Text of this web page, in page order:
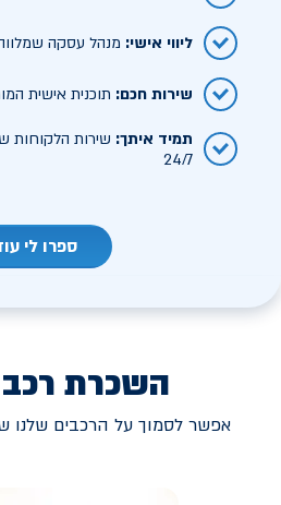
ליווי אישי: מנהל עסקה
שירות חכם: תוכנית אישית
תמיד איתך: שירות הלקוחות
24/7
ספרו לי
השכרת
אפשר לסמוך על הרכבים שלנו